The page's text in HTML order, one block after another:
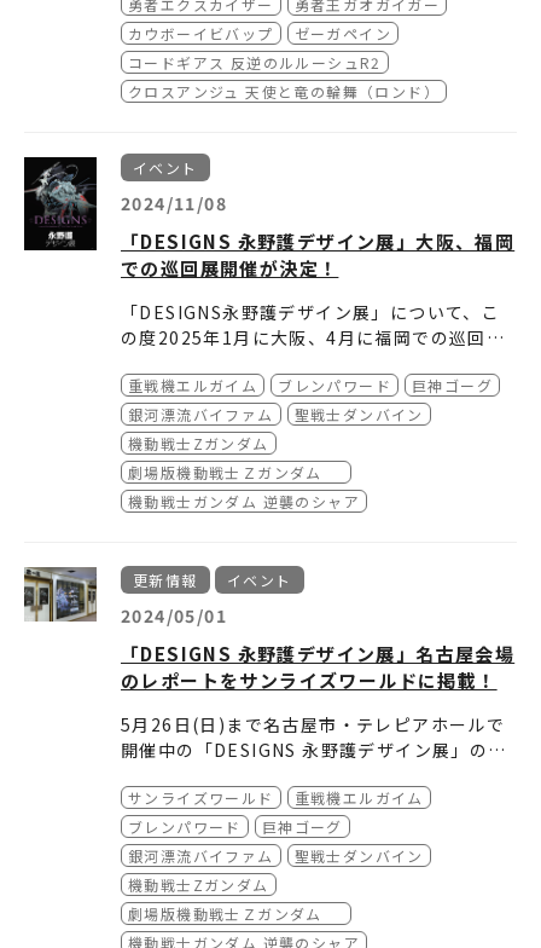
▼前売券
販売期間：2024年11月18日（月）10：00～2
025年1月16日（木）23：59まで
・一般：2,000円（税込）
・中・小学生：800円（税込）
販売場所：ローソンチケットにて販売
▼
グ
ズ
付
き
入
場
券
アクリルクロック
どの入場区分でも5,500円（税込）
※限定商品につき、なくなり次第終了とさせて
いただきます。
※商品の引き換えは開催期間中会場1階でお渡
しとなります。
※画像はイメージです。
▼当日券
販売期間：2025年1月17日（金）～2月11日
（火祝） （9：30～18：30）
●入場特典
トをチケット1枚につきランダムで1枚プレゼン
ト。「ファイブスター物語リブート」1巻〜7巻
の表紙絵のファティマをデザイン。
入場特典は配布数に限りがございます。
勇者エクスカイザー
勇者王ガオガイガー
カウボーイビバップ
ゼーガペイン
コードギアス 反逆のルルーシュR2
クロスアンジュ 天使と竜の輪舞（ロンド）
イベント
2024/11/08
「DESIGNS 永野護デザイン展」大阪、福岡
での巡回展開催が決定！
「DESIGNS永野護デザイン展」について、こ
の度2025年1月に大阪、4月に福岡での巡回展
「DESIGNS永野護デザイン展」は、代表作
「ファイブスター物語」やテレビアニメのメカ
ニックデザイン、キャラクターデザインなど唯
一無二の世界を創造するデザイナー・永野護の
初の大型展覧会となります。2024年2月に埼
玉・ところざわサクラタウンから始まり、202
た。
今回の巡回展では新規の展示物も予定されてい
ます。この機会にぜひ、永野デザインを体感し
てみてください。
【大阪会場概要】
■会期：2025年1月17日(金)～2025年2月11
日(火) ※休館日無し
■開催時間 10:00～19:00 （※最終入場18:3
0）
ジキャピタル イベントラボ
(〒530-0011大阪府大阪市北区大深町３−1)
■主催：「DESIGNS永野護デザイン展」大阪
実行委員会
■会場協力：一般社団法人ナレッジキャピタル
■イベント問合わせ先
・メールでのお問合せ (2024年11月8日
（金）～2024年11月15日（金））
・ハローダイヤル (2024年11月16日
（土）〜2025年2月12日（水））
050-5542-8600（全日9：00〜20：00）
■大阪会場公式X ： @nagano_ex_osaka
■大阪会場公式HP ：https://naganomam
oru-osaka-exhibition.com/
重戦機エルガイム ブレンパワード
巨神ゴーグ
銀河漂流バイファム
聖戦士ダンバイン
機動戦士Zガンダム
劇場版機動戦士Ｚガンダム
機動戦士ガンダム 逆襲のシャア
更新情報 イベント
2024/05/01
「DESIGNS 永野護デザイン展」名古屋会場
のレポートをサンライズワールドに掲載！
5月26日(日)まで名古屋市・テレピアホールで
開催中の「DESIGNS 永野護デザイン展」のレ
どうぞご確認ください。
サンライズワールド
重戦機エルガイム
ブレンパワード
巨神ゴーグ
銀河漂流バイファム
聖戦士ダンバイン
機動戦士Zガンダム
劇場版機動戦士Ｚガンダム
機動戦士ガンダム 逆襲のシャア